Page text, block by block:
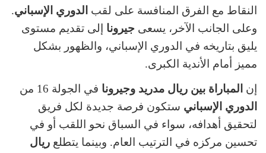
النقاط مع الفرق المنافسة على لقب الدوري الإسباني.
وعلى الجانب الآخر، يسعى جيرونا إلى تقديم مستوى
يليق بتاريخه في الدوري الإسباني، والظهور بشكل
مميز أمام الأندية الكبرى.
إن المباراة بين ريال مدريد وجيرونا في الجولة 16 من
الدوري الإسباني ستكون فرصة جديدة لكل فريق
لتحقيق أهدافه، سواء في السباق نحو اللقب أو في
تحسين مركزه في الترتيب العام. وبينما يتطلع ريال